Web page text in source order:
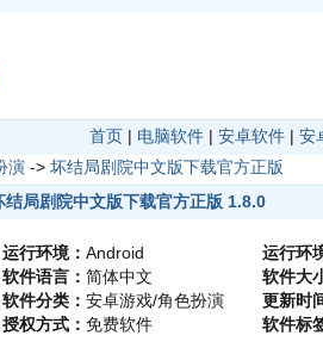
首页 | 电脑软件 | 安卓软件 | 安
演 -> 坏结局剧院中文版下载官方正版
结局剧院中文版下载官方正版 1.8.0
运行环境： Android
软件语言： 简体中文
软件分类： 安卓游戏/角色扮演
授权方式： 免费软件
运行环
软件大
更新时
软件标